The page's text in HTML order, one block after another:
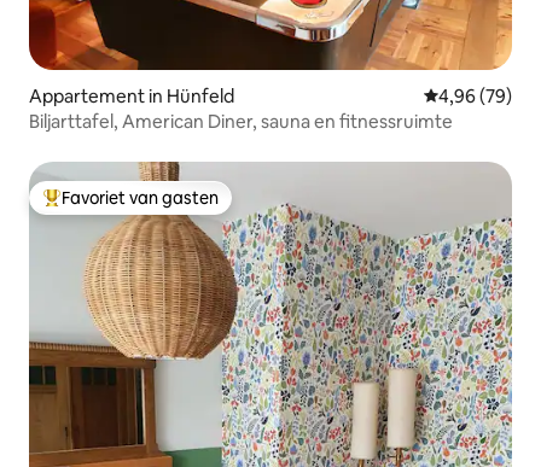
Appartement in Hünfeld Gemiddelde
4,96 (79)
Biljarttafel, American Diner, sauna en fitnessruimte
Topfavoriet van gasten
Favoriet van gasten